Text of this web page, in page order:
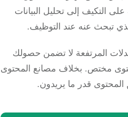
التكيف إلى تحليل البيانات
تبحث عنه عند التوظيف.
المرتفعة لا تضمن حصولك
مختص.بخلاف مصانع المحتوى
قدر ما يريدون.